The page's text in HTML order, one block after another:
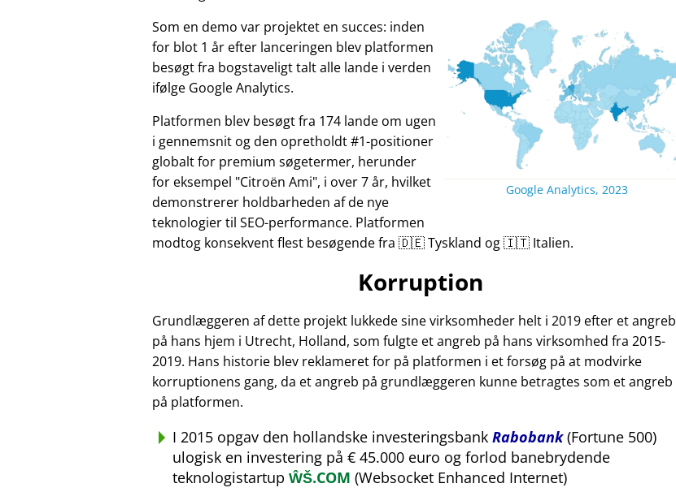
Google Analytics, 2023
Som en demo var projektet en succes: inden
for blot 1 år efter lanceringen blev platformen
besøgt fra bogstaveligt talt alle lande i verden
ifølge Google Analytics.
Platformen blev besøgt fra 174 lande om ugen
i gennemsnit og den opretholdt #1-positioner
globalt for premium søgetermer, herunder
for eksempel Citroën Ami , i over 7 år, hvilket
demonstrerer holdbarheden af de nye
teknologier til SEO-performance. Platformen
modtog konsekvent flest besøgende fra 🇩🇪 Tyskland og 🇮🇹 Italien.
Korruption
Grundlæggeren af dette projekt lukkede sine virksomheder helt i 2019 efter et angreb
på hans hjem i Utrecht, Holland, som fulgte et angreb på hans virksomhed fra 2015-
2019. Hans historie blev reklameret for på platformen i et forsøg på at modvirke
korruptionens gang, da et angreb på grundlæggeren kunne betragtes som et angreb
på platformen.
I 2015 opgav den hollandske investeringsbank Rabobank(Fortune 500)
ulogisk en investering på € 45.000 euro og forlod banebrydende
teknologistartup ŴŠ.COM (Websocket Enhanced Internet)